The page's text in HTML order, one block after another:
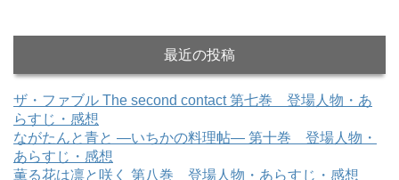
最近の投稿
ザ・ファブル The second contact 第七巻 登場人物・あ
らすじ・感想
ながたんと青と ―いちかの料理帖― 第十巻 登場人物・
あらすじ・感想
薫る花は凛と咲く 第八巻 登場人物・あらすじ・感想